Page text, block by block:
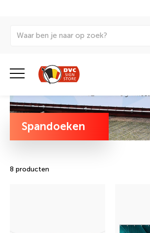
Spandoeken
8 producten